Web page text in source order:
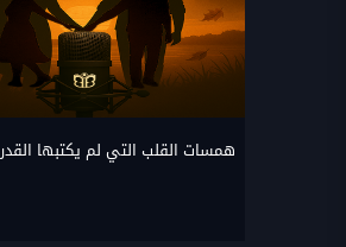
همسات القلب التي لم يكتبها القدر